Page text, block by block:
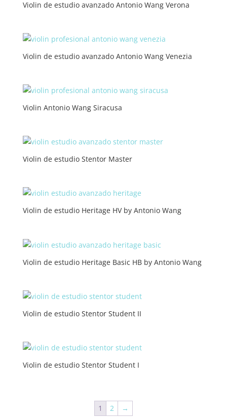
Violin de estudio avanzado Antonio Wang Verona
Violin de estudio avanzado Antonio Wang Venezia
Violin Antonio Wang Siracusa
Violin de estudio Stentor Master
Violin de estudio Heritage HV by Antonio Wang
Violin de estudio Heritage Basic HB by Antonio Wang
Violin de estudio Stentor Student II
Violin de estudio Stentor Student I
1 2 →